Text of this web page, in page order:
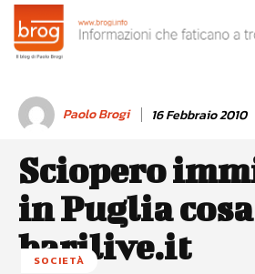
Paolo Brogi 16 Febbraio 2010
Sciopero
in Puglia
barilive.it
SOCIETÀ